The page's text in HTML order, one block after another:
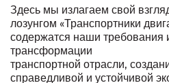
Здесь мы излагаем свой
лозунгом «Транспортники
содержатся наши требования
трансформации
транспортной отрасли,
справедливой и устойчивой